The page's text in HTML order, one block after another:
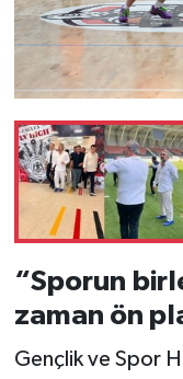
“Sporun
zaman ön
Gençlik ve Spor